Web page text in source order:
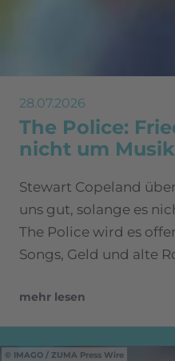
28.07.2026
The Police:
nicht um
Stewart Copeland
uns gut, solange es
The Police wird es
Songs, Geld und alte
mehr lesen
IMAGO / ZUMA Press Wire